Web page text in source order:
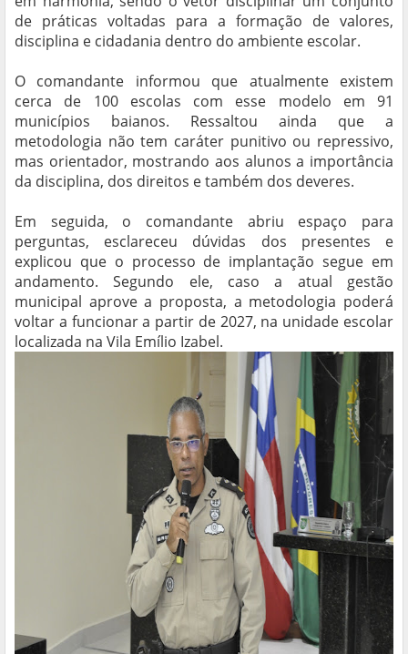
de práticas voltadas para a formação de valores,
disciplina e cidadania dentro do ambiente escolar.
O comandante informou que atualmente existem
cerca de 100 escolas com esse modelo em 91
municípios baianos. Ressaltou ainda que a
metodologia não tem caráter punitivo ou repressivo,
mas orientador, mostrando aos alunos a importância
da disciplina, dos direitos e também dos deveres.
Em seguida, o comandante abriu espaço para
perguntas, esclareceu dúvidas dos presentes e
explicou que o processo de implantação segue em
andamento. Segundo ele, caso a atual gestão
municipal aprove a proposta, a metodologia poderá
voltar a funcionar a partir de 2027, na unidade escolar
localizada na Vila Emílio Izabel.